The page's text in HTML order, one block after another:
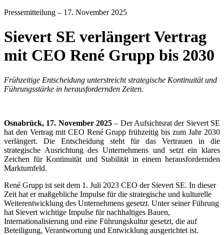
Pressemitteilung – 17. November 2025
Sievert SE verlängert Vertrag
mit CEO René Grupp bis 2030
Frühzeitige Entscheidung unterstreicht strategische Kontinuität und
Führungsstärke in herausfordernden Zeiten.
Osnabrück, 17. November 2025 – Der Aufsichtsrat der Sievert SE
hat den Vertrag mit CEO René Grupp frühzeitig bis zum Jahr 2030
verlängert. Die Entscheidung steht für das Vertrauen in die
strategische Ausrichtung des Unternehmens und setzt ein klares
Zeichen für Kontinuität und Stabilität in einem herausfordernden
Marktumfeld.
René Grupp ist seit dem 1. Juli 2023 CEO der Sievert SE. In dieser
Zeit hat er maßgebliche Impulse für die strategische und kulturelle
Weiterentwicklung des Unternehmens gesetzt. Unter seiner Führung
hat Sievert wichtige Impulse für nachhaltiges Bauen,
Internationalisierung und eine Führungskultur gesetzt, die auf
Beteiligung, Verantwortung und Entwicklung ausgerichtet ist.